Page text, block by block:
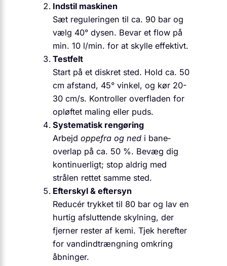
Indstil maskinen
Sæt reguleringen til ca. 90 bar og
vælg 40° dysen. Bevar et flow på
min. 10 l/min. for at skylle effektivt.
Testfelt
Start på et diskret sted. Hold ca. 50
cm afstand, 45° vinkel, og kør 20-
30 cm/s. Kontroller overfladen for
opløftet maling eller puds.
Systematisk rengøring
Arbejd oppefra og ned i bane­
overlap på ca. 50 %. Bevæg dig
kontinuerligt; stop aldrig med
strålen rettet samme sted.
Efterskyl & eftersyn
Reducér trykket til 80 bar og lav en
hurtig afsluttende skylning, der
fjerner rester af kemi. Tjek herefter
for vandindtrængning omkring
åbninger.